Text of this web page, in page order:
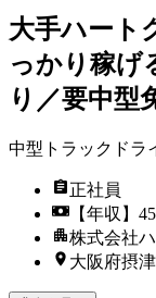
大手ハート
っかり稼げ
り／要中型
中型トラックドラ
正社員
【年収】
株式会社
大阪府摂